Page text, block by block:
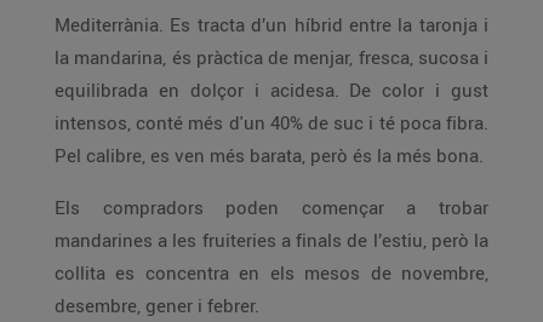
Mediterrània. Es tracta d’un híbrid entre la taronja i
la mandarina, és pràctica de menjar, fresca, sucosa i
equilibrada en dolçor i acidesa. De color i gust
intensos, conté més d'un 40% de suc i té poca fibra.
Pel calibre, es ven més barata, però és la més bona.
Els compradors poden començar a trobar
mandarines a les fruiteries a finals de l’estiu, però la
collita es concentra en els mesos de novembre,
desembre, gener i febrer.